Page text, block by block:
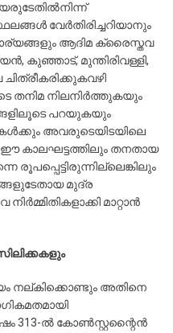
വേര്‍തിരിച്ചറിയാനും
ആദിമ ക്രൈസ്തവ
കുഞ്ഞാട്, മുന്തിരിവള്ളി,
തനിമ നിലനിര്‍ത്തുകയും
പറയുകയും
അവരുടെയിടയിലെ
ഈ കാലഘട്ടത്തിലും തനതായ
രൂപപ്പെട്ടിരുന്നില്ലെങ്കിലും
മുദ്ര
മാറ്റാന്‍
നല്കിക്കൊണ്ടും അതിനെ
313-ല്‍ കോണ്‍സ്റ്റന്റൈന്‍